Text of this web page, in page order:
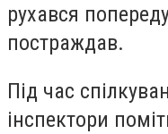
рухався
постраждав.
Під час
інспектори